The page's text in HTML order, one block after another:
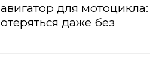
для мотоцикла:
даже без